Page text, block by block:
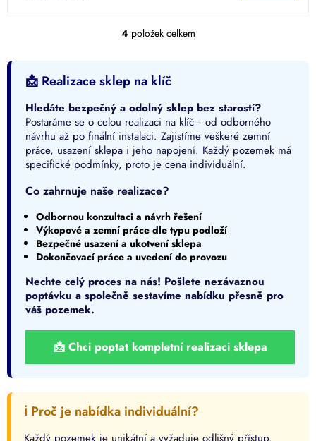
O
á
a
c
p
r
v
k
y
v
ý
p
i
s
u
4položek celkem
📩 Realizace sklep na klíč
Hledáte bezpečný a odolný sklep bez starostí?
Postaráme se o celou realizaci na klíč– od odborného
návrhu až po finální instalaci. Zajistíme veškeré zemní
práce, usazení sklepa i jeho napojení. Každý pozemek má
specifické podmínky, proto je cena individuální.
Co zahrnuje naše realizace?
Odbornou konzultaci a návrh řešení
Výkopové a zemní práce dle typu podloží
Bezpečné usazení a ukotvení sklepa
Dokončovací práce a uvedení do provozu
Nechte celý proces na nás! Pošlete nezávaznou
poptávku a společně sestavíme nabídku přesně pro
váš pozemek.
📩 Chci poptat kompletní realizaci sklepa
ℹ️ Proč je nabídka individuální?